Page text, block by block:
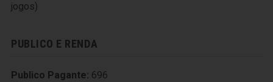
jogos)
PUBLICO E RENDA
Publico Pagante: 696